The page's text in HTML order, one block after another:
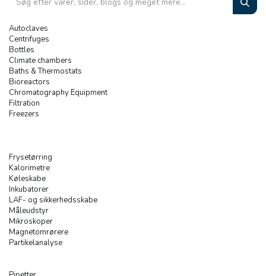
Autoclaves
Centrifuges
Bottles
Climate chambers
Baths & Thermostats
Bioreactors
Chromatography Equipment
Filtration
Freezers
Frysetørring
Kalorimetre
Køleskabe
Inkubatorer
LAF- og sikkerhedsskabe
Måleudstyr
Mikroskoper
Magnetomrørere
Partikelanalyse